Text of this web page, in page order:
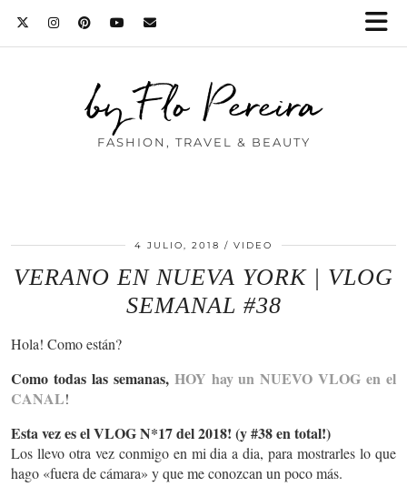
by Flo Pereira
FASHION, TRAVEL & BEAUTY
4 JULIO, 2018 VIDEO
VERANO EN NUEVA YORK | VLOG
SEMANAL #38
Hola! Como están?
Como todas las semanas, HOY hay un NUEVO VLOG en el
CANAL!
Esta vez es el VLOG N*17 del 2018! (y #38 en total!)
Los llevo otra vez conmigo en mi dia a dia, para mostrarles lo que
hago «fuera de cámara» y que me conozcan un poco más.